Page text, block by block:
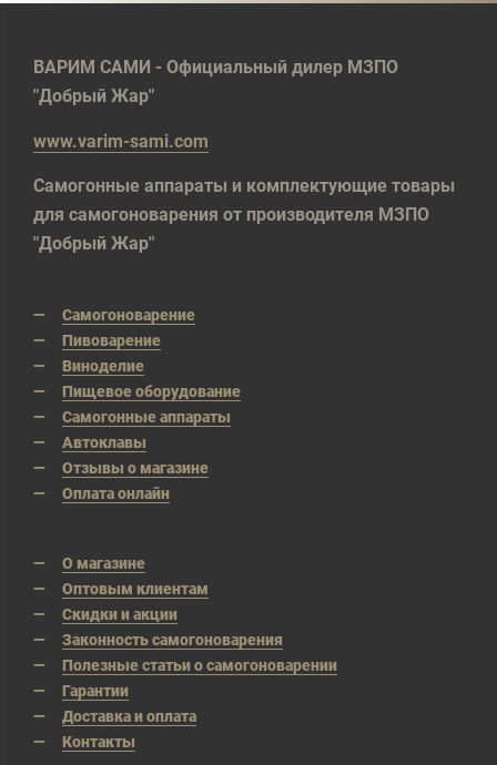
ВАРИМ САМИ - Официальный дилер МЗПО
"Добрый Жар"
www.varim-sami.com
Самогонные аппараты и комплектующие товары
для самогоноварения от производителя МЗПО
"Добрый Жар"
Самогоноварение
Пивоварение
Виноделие
Пищевое оборудование
Самогонные аппараты
Автоклавы
Отзывы о магазине
Оплата онлайн
О магазине
Оптовым клиентам
Скидки и акции
Законность самогоноварения
Полезные статьи о самогоноварении
Гарантии
Доставка и оплата
Контакты